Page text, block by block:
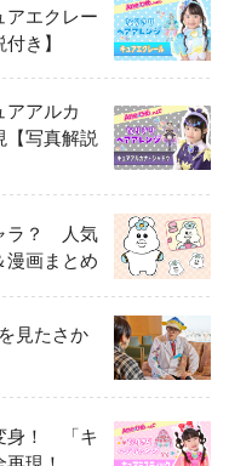
エクレー
き】
アルカ
【写真解説
ラ？ 人気
漫画まとめ
見たさか
身！ 「キ